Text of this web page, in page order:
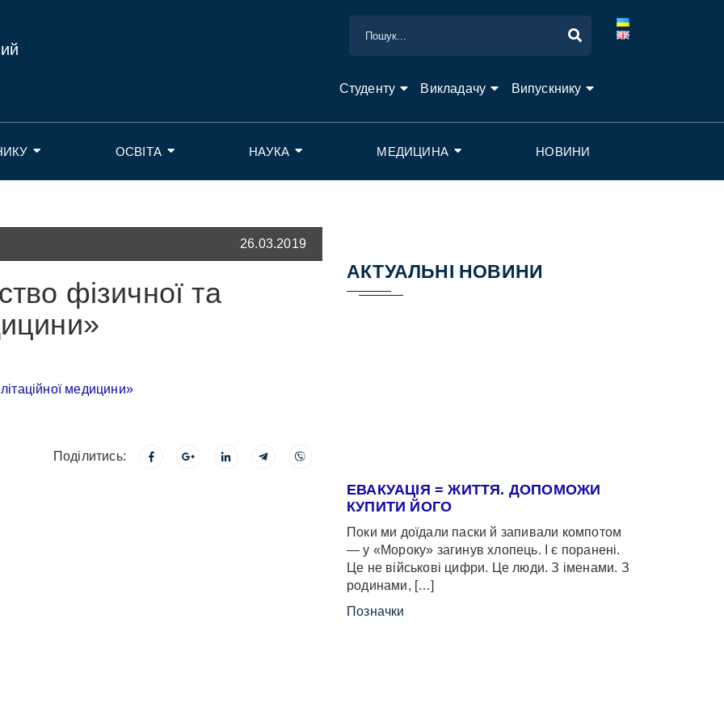
Студенту Викладачу Випускнику
ОСВІТА НАУКА МЕДИЦИНА НОВИНИ
26.03.2019
фізичної та
Поділитись:
АКТУАЛЬНІ НОВИНИ
ЕВАКУАЦІЯ = ЖИТТЯ. ДОПОМОЖИ
КУПИТИ ЙОГО
Поки ми доїдали паски й запивали компотом
— у «Мороку» загинув хлопець. І є поранені.
Це не військові цифри. Це люди. З іменами. З
родинами, […]
Позначки